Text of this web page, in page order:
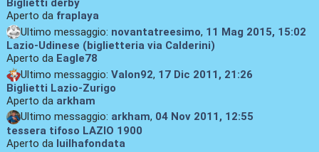
Biglietti derby
Aperto da fraplaya
Ultimo messaggio: novantatreesimo, 11 Mag 2015, 15:02
Lazio-Udinese (biglietteria via Calderini)
Aperto da Eagle78
Ultimo messaggio: Valon92, 17 Dic 2011, 21:26
Biglietti Lazio-Zurigo
Aperto da arkham
Ultimo messaggio: arkham, 04 Nov 2011, 12:55
tessera tifoso LAZIO 1900
Aperto da luilhafondata